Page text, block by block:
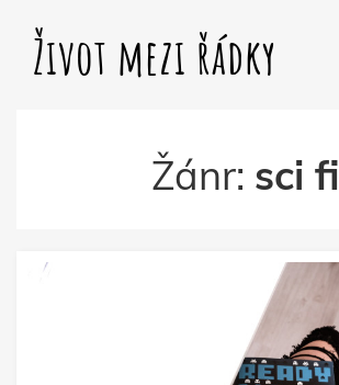
Život mezi řádky
Žánr: sci fi